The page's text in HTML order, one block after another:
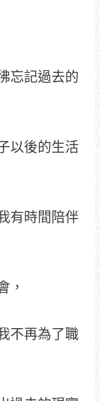
忘記過去的
以後的生活
有時間陪伴
，
不再為了職